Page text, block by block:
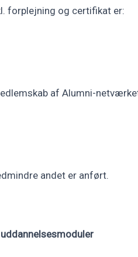
forplejning og certifikat er:
af Alumni-
andet er anført.